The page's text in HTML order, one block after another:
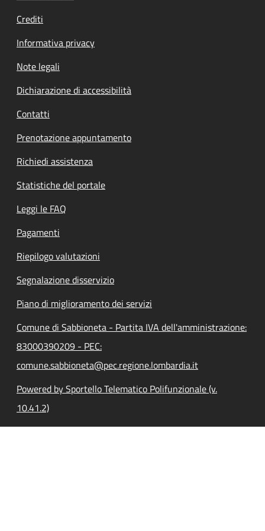
Crediti
Informativa privacy
Note legali
Dichiarazione di accessibilità
Contatti
Prenotazione appuntamento
Richiedi assistenza
Statistiche del portale
Leggi le FAQ
Pagamenti
Riepilogo valutazioni
Segnalazione disservizio
Piano di miglioramento dei servizi
Comune di Sabbioneta - Partita IVA dell'amministrazione:
83000390209 - PEC:
comune.sabbioneta@pec.regione.lombardia.it
Powered by Sportello Telematico Polifunzionale (v.
10.41.2)